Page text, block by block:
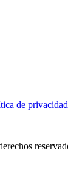
de privacidad